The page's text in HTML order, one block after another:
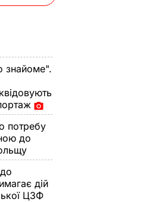
знайоме".
потребу
до
дій
ЦЗФ